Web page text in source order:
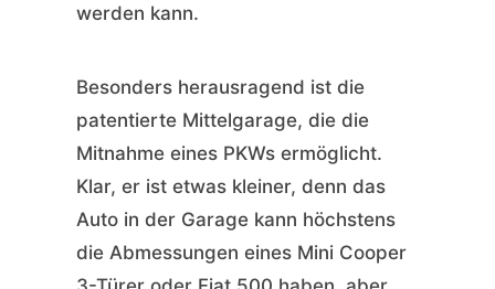
werden kann.
Besonders herausragend ist die
patentierte Mittelgarage, die die
Mitnahme eines PKWs ermöglicht.
Klar, er ist etwas kleiner, denn das
Auto in der Garage kann höchstens
die Abmessungen eines Mini Cooper